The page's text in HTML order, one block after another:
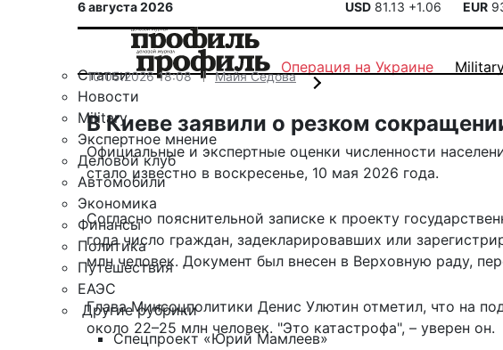
6 августа 2026 USD 81.13 +1.06 EUR
Статьи
Новости
Military
Экспертное мнение
Деловой клуб
Автомобили
Экономика
Финансы
Политика
Путешествия
ЕАЭС
Другие рубрики
Спецпроект «Юрий Мамлеев»
Операция на Украине
10.05.2026 18:08 Майя Седова
В Киеве заявили о резком
Официальные и экспертные оценки численности
стало известно в воскресенье, 10 мая 2026 года.
Согласно пояснительной записке к проекту
года число граждан, задекларировавших или
млн человек. Документ был внесен в Верховную раду,
Глава Минсоцполитики Денис Улютин отметил, что на
около 22–25 млн человек. "Это катастрофа", – уверен он.